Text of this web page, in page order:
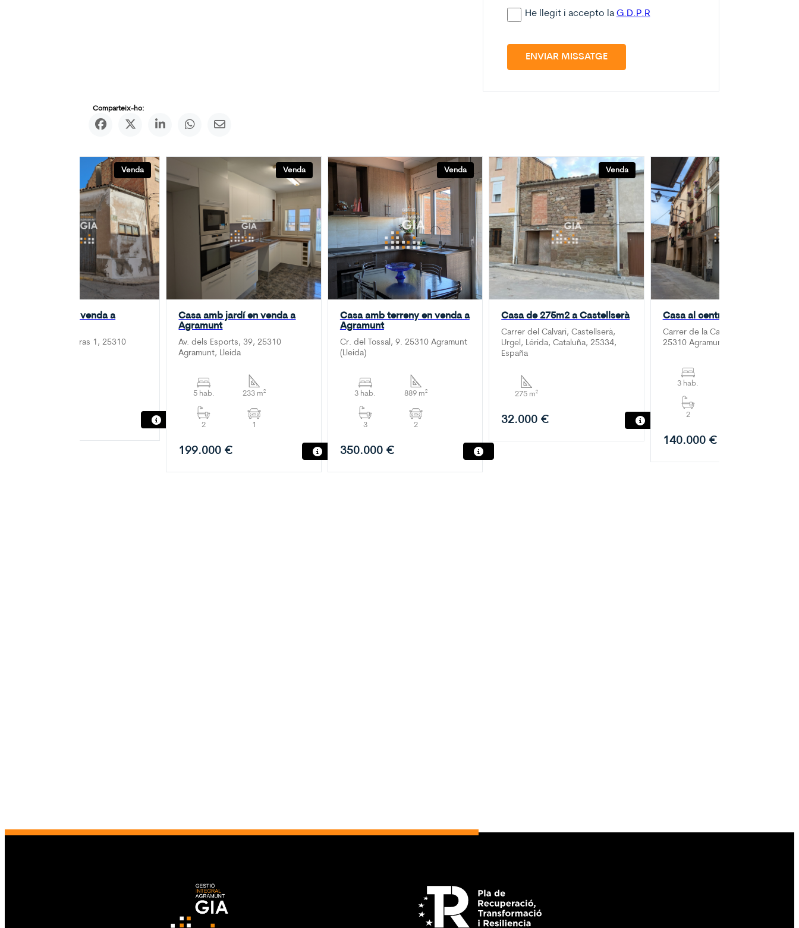
He llegit i accepto la G.D.P.R
ENVIAR MISSATGE
Comparteix-ho:
Venda
Magatzem en venda a
Plaça del Pare Gras 1, 25310
Venda
Casa amb jardí en venda a
Agramunt
5 hab. 233 m²
2 1
Av. dels Esports, 39, 25310
Agramunt, Lleida
199.000 €
Venda
Casa amb terreny en venda a
Agramunt
3 hab. 889 m²
3 2
Cr. del Tossal, 9. 25310 Agramunt
(Lleida)
350.000 €
Venda
Casa de 275m2 a Castellserà
275 m²
Carrer del Calvari, Castellserà,
Urgel, Lérida, Cataluña, 25334,
España
32.000 €
Casa al centre de Agramunt
3 hab.
2
Carrer de la Carabassa de Dalt, 2,
25310 Agramunt, Lleida
140.000 €